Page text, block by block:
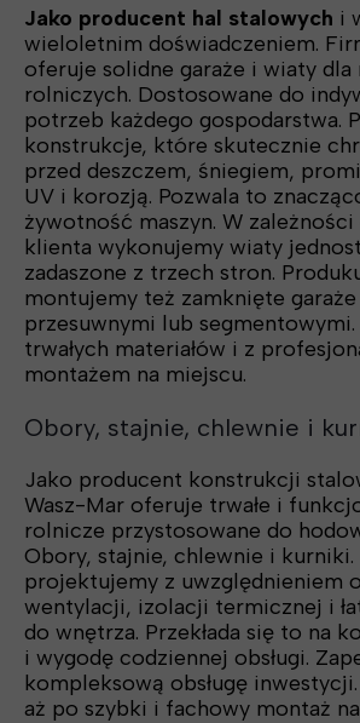
Jako producent hal stalowych i
wieloletnim doświadczeniem.
oferuje solidne garaże i wiaty dla
rolniczych. Dostosowane do
potrzeb każdego gospodarstwa.
konstrukcje, które skutecznie
przed deszczem, śniegiem,
UV i korozją. Pozwala to
żywotność maszyn. W
klienta wykonujemy wiaty
zadaszone z trzech stron.
montujemy też zamknięte
przesuwnymi lub segmentowymi.
trwałych materiałów i z
montażem na miejscu.
Obory, stajnie, chlewnie i
Jako producent konstrukcji
Wasz-Mar oferuje trwałe i
rolnicze przystosowane do
Obory, stajnie, chlewnie i kurniki.
projektujemy z uwzględnieniem
wentylacji, izolacji termicznej i
do wnętrza. Przekłada się to na
i wygodę codziennej obsługi.
kompleksową obsługę
aż po szybki i fachowy montaż